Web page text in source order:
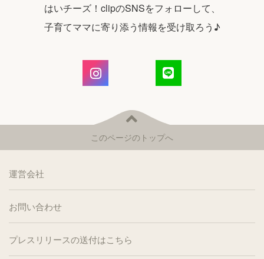
はいチーズ！clipのSNSをフォローして、
子育てママに寄り添う情報を受け取ろう♪
このページのトップへ
運営会社
お問い合わせ
プレスリリースの送付はこちら